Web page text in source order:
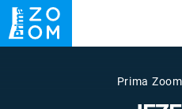
UFO
Prima Zoom